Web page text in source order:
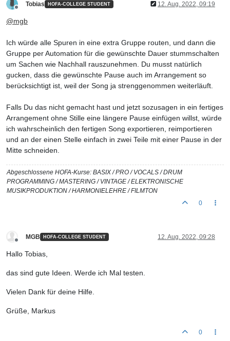
Tobias HOFA-COLLEGE STUDENT 12. Aug. 2022, 09:19
@mgb
Ich würde alle Spuren in eine extra Gruppe routen, und dann die
Gruppe per Automation für die gewünschte Dauer stummschalten
um Sachen wie Nachhall rauszunehmen. Du musst natürlich
gucken, dass die gewünschte Pause auch im Arrangement so
berücksichtigt ist, weil der Song ja strenggenommen weiterläuft.
Falls Du das nicht gemacht hast und jetzt sozusagen in ein fertiges
Arrangement ohne Stille eine längere Pause einfügen willst, würde
ich wahrscheinlich den fertigen Song exportieren, reimportieren
und an der einen Stelle einfach in zwei Teile mit einer Pause in der
Mitte schneiden.
Abgeschlossene HOFA-Kurse: BASIX / PRO / VOCALS / DRUM
PROGRAMMING / MASTERING / VINTAGE / ELEKTRONISCHE
MUSIKPRODUKTION / HARMONIELEHRE / FILMTON
0
MGB HOFA-COLLEGE STUDENT 12. Aug. 2022, 09:28
Hallo Tobias,
das sind gute Ideen. Werde ich Mal testen.
Vielen Dank für deine Hilfe.
Grüße, Markus
0